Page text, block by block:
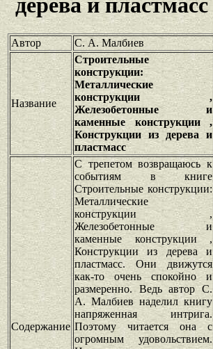
дерева и пластмасс
Автор С. А. Малбиев
Название
Строительные
конструкции:
Металлические
конструкции ,
Железобетонные и
каменные конструкции ,
Конструкции из дерева и
пластмасс
Содержание
С трепетом возвращаюсь к
событиям в книге
Строительные конструкции:
Металлические
конструкции ,
Железобетонные и
каменные конструкции ,
Конструкции из дерева и
пластмасс. Они движутся
как-то очень спокойно и
размеренно. Ведь автор С.
А. Малбиев наделил книгу
напряженная интрига.
Поэтому читается она с
огромным удовольствием.